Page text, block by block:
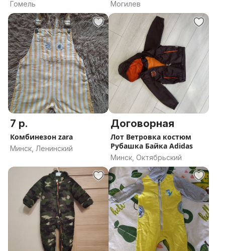
Гомель Могилев
7 р.
Комбинезон zara
Минск, Ленинский
Договорная
Лот Ветровка костюм
Рубашка Байка Adidas
Минск, Октябрьский